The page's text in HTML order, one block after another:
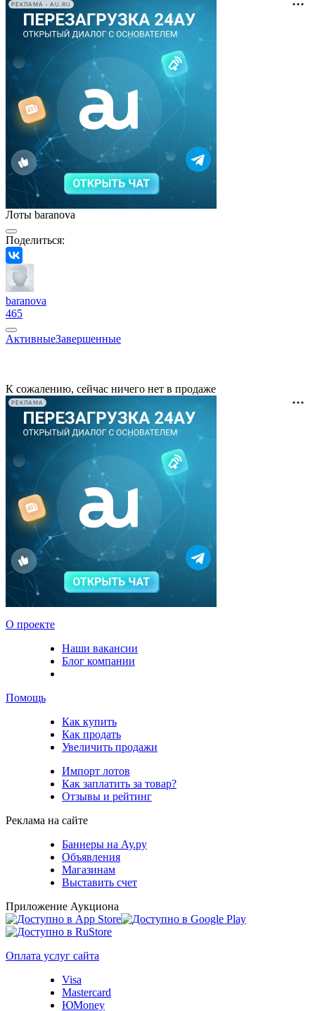
РЕКЛАМА • AU.RU
Лоты baranova
Поделиться:
baranova
465
АктивныеЗавершенные
К сожалению, сейчас ничего нет в продаже
РЕКЛАМА
О проекте
Наши вакансии
Блог компании
Помощь
Как купить
Как продать
Увеличить продажи
Импорт лотов
Как заплатить за товар?
Отзывы и рейтинг
Реклама на сайте
Баннеры на Ау.ру
Объявления
Магазинам
Выставить счет
Приложение Аукциона
Оплата услуг сайта
Visa
Mastercard
ЮMoney